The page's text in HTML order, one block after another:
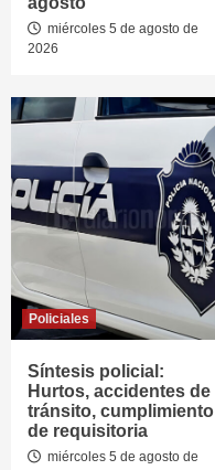
miércoles 5 de agosto de
2026
Policiales
Síntesis policial:
Hurtos, accidentes de
tránsito, cumplimiento
de requisitoria
miércoles 5 de agosto de